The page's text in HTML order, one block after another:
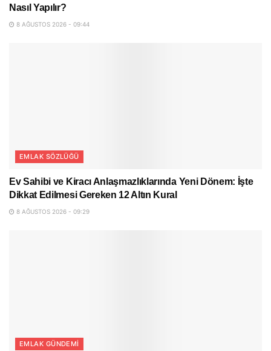
Nasıl Yapılır?
8 AĞUSTOS 2026 - 09:44
EMLAK SÖZLÜĞÜ
Ev Sahibi ve Kiracı Anlaşmazlıklarında Yeni Dönem: İşte
Dikkat Edilmesi Gereken 12 Altın Kural
8 AĞUSTOS 2026 - 09:29
EMLAK GÜNDEMI